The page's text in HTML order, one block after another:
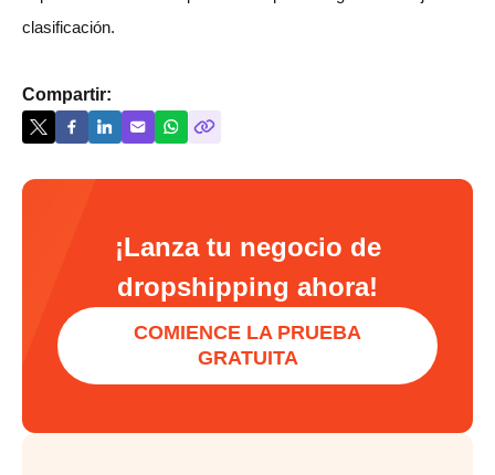
clasificación.
Compartir:
¡Lanza tu negocio de
dropshipping ahora!
COMIENCE LA PRUEBA
GRATUITA